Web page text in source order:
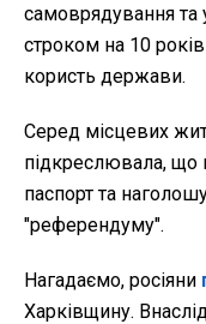
самоврядування та
строком на 10
користь держави.
Серед місцевих
підкреслювала, що
паспорт та
"референдуму".
Нагадаємо, росіяни
Харківщину.